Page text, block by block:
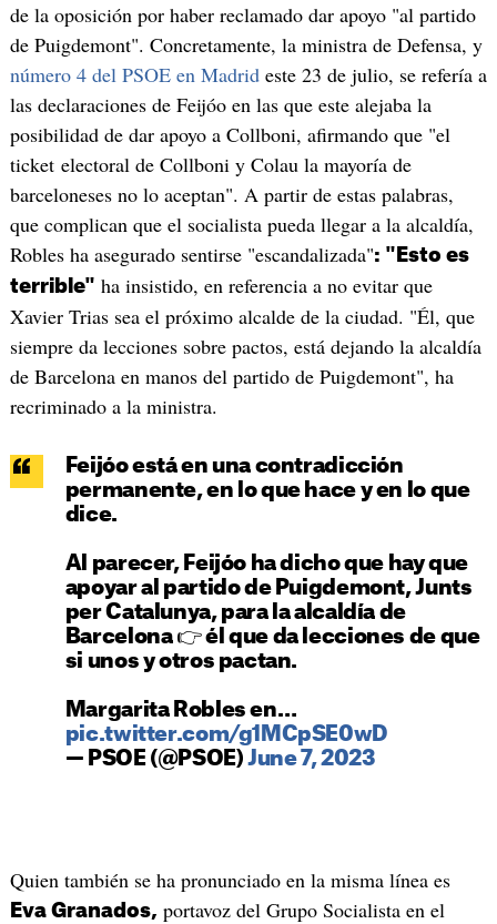
de la oposición por haber reclamado dar apoyo "al partido
de Puigdemont". Concretamente, la ministra de Defensa, y
número 4 del PSOE en Madrideste 23 de julio, se refería a
las declaraciones de Feijóo en las que este alejaba la
posibilidad de dar apoyo a Collboni, afirmando que "el
ticket electoral de Collboni y Colau la mayoría de
barceloneses no lo aceptan". A partir de estas palabras,
que complican que el socialista pueda llegar a la alcaldía,
Robles ha asegurado sentirse "escandalizada": "Esto es
terrible" ha insistido, en referencia a no evitar que
Xavier Trias sea el próximo alcalde de la ciudad. "Él, que
siempre da lecciones sobre pactos, está dejando la alcaldía
de Barcelona en manos del partido de Puigdemont", ha
recriminado a la ministra.
Feijóo está en una contradicción
permanente, en lo que hace y en lo que
dice.
Al parecer, Feijóo ha dicho que hay que
apoyar al partido de Puigdemont, Junts
per Catalunya, para la alcaldía de
Barcelona 👉 él que da lecciones de que
si unos y otros pactan.
Margarita Robles en…
pic.twitter.com/g1MCpSE0wD
— PSOE (@PSOE)June 7, 2023
Quien también se ha pronunciado en la misma línea es
Eva Granados, portavoz del Grupo Socialista en el